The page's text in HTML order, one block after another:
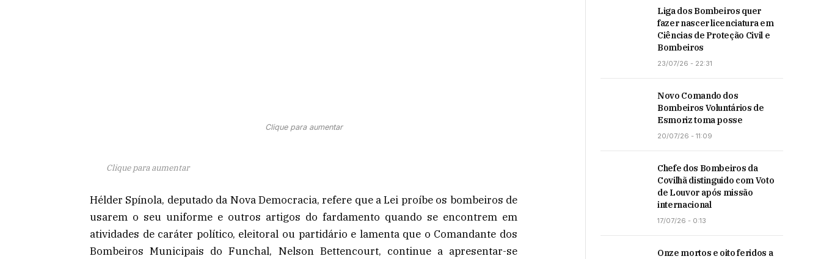
Clique para aumentar
Clique para aumentar
Hélder Spínola, deputado da Nova Democracia, refere que a Lei proíbe os bombeiros de
usarem o seu uniforme e outros artigos do fardamento quando se encontrem em
atividades de caráter político, eleitoral ou partidário e lamenta que o Comandante dos
Bombeiros Municipais do Funchal, Nelson Bettencourt, continue a apresentar-se
Liga dos Bombeiros quer
fazer nascer licenciatura em
Ciências de Proteção Civil e
Bombeiros
23/07/26 - 22:31
Novo Comando dos
Bombeiros Voluntários de
Esmoriz toma posse
20/07/26 - 11:09
Chefe dos Bombeiros da
Covilhã distinguido com Voto
de Louvor após missão
internacional
17/07/26 - 0:13
Onze mortos e oito feridos a